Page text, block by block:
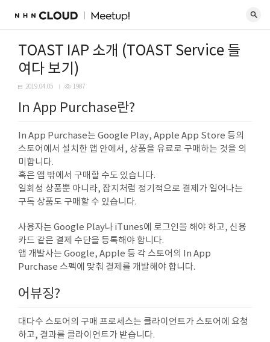
TOAST IAP 소개 (TOAST Service 들
여다 보기)
2019.04.05 1987
In App Purchase란?
In App Purchase는 Google Play, Apple App Store 등의
스토어에서 설치한 앱 안에서, 상품을 유료로 구매하는 것을 의
미합니다.
혹은 앱 밖에서 구매할 수도 있습니다.
일회성 상품뿐 아니라, 잡지처럼 정기적으로 결제가 일어나는
구독 상품도 구매할 수 있습니다.
사용자는 Google Play나 iTunes에 로그인을 해야 하고, 신용
카드 같은 결제 수단을 등록해야 합니다.
앱 개발사는 Google, Apple 등 각 스토어의 In App
Purchase 스펙에 맞춰 결제를 개발해야 합니다.
어뷰징?
대다수 스토어의 구매 프로세스는 클라이언트가 스토어에 요청
하고, 결과를 클라이언트가 받습니다.